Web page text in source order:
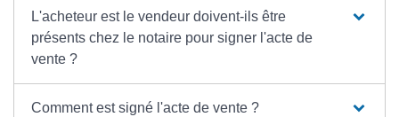
L'acheteur est le vendeur doivent-ils être
présents chez le notaire pour signer l'acte de
vente ?
Comment est signé l'acte de vente ?